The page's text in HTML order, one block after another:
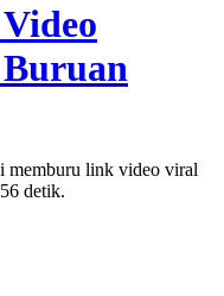
memburu link video viral
detik.